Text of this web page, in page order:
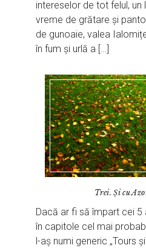
intereselor de tot felul, un
vreme de grătare și
de gunoaie, valea
în fum și urlă a […]
Trei. Și cu
Dacă ar fi să împart cei 5
în capitole cel mai
l-aș numi generic „Tours